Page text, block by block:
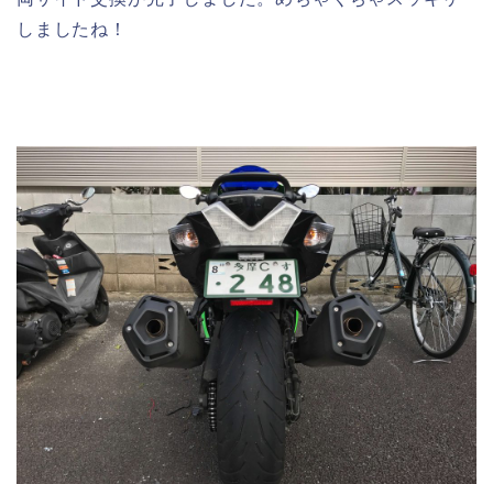
しましたね！